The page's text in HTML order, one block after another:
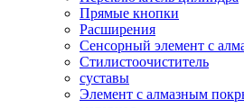
Прямые кнопки
Расширения
Сенсорный элемент с
Стилистоочиститель
суставы
Элемент с алмазным